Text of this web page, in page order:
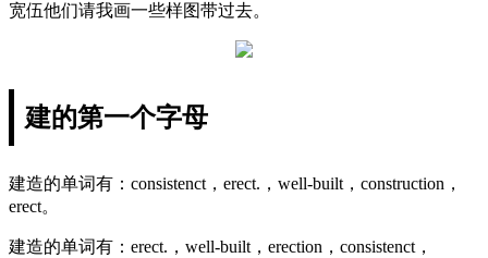
宽伍他们请我画一些样图带过去。
建的第一个字母
建造的单词有：consistenct，erect.，well-built，construction，
erect。
建造的单词有：erect.，well-built，erection，consistenct，